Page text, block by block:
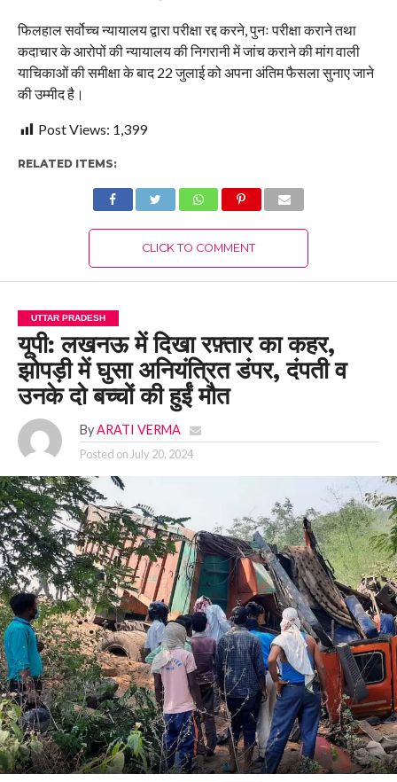
फिलहाल सर्वोच्च न्यायालय द्वारा परीक्षा रद्द करने, पुनः परीक्षा कराने तथा
कदाचार के आरोपों की न्यायालय की निगरानी में जांच कराने की मांग वाली
याचिकाओं की समीक्षा के बाद 22 जुलाई को अपना अंतिम फैसला सुनाए जाने
की उम्मीद है।
Post Views: 1,399
RELATED ITEMS:
CLICK TO COMMENT
UTTAR PRADESH
यूपी: लखनऊ में दिखा रफ़्तार का कहर,
झोपड़ी में घुसा अनियंत्रित डंपर, दंपती व
उनके दो बच्चों की हुईं मौत
By ARATI VERMA
Posted on July 20, 2024